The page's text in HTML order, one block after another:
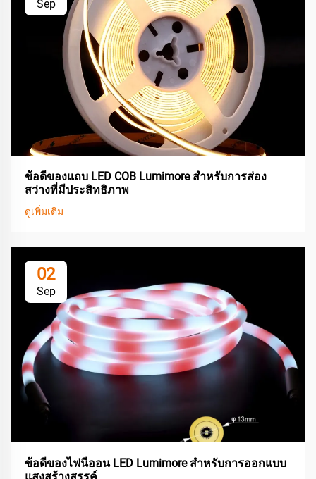
Sep
ข้อดีของแถบ LED COB Lumimore สำหรับการส่อง
สว่างที่มีประสิทธิภาพ
ดูเพิ่มเติม
02
Sep
ข้อดีของไฟนีออน LED Lumimore สำหรับการออกแบบ